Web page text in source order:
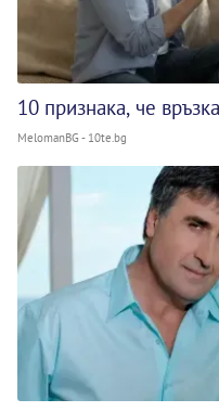
10 признака, че
MelomanBG - 10te.bg